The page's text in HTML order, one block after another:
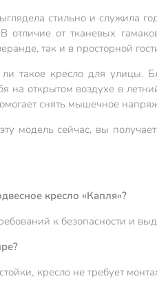
стильно и служила
отличие от тканевых
так и в просторной
такое кресло для улицы.
на открытом воздухе в
снять мышечное
модель сейчас, вы
кресло «Капля»?
к безопасности и
кресло не требует